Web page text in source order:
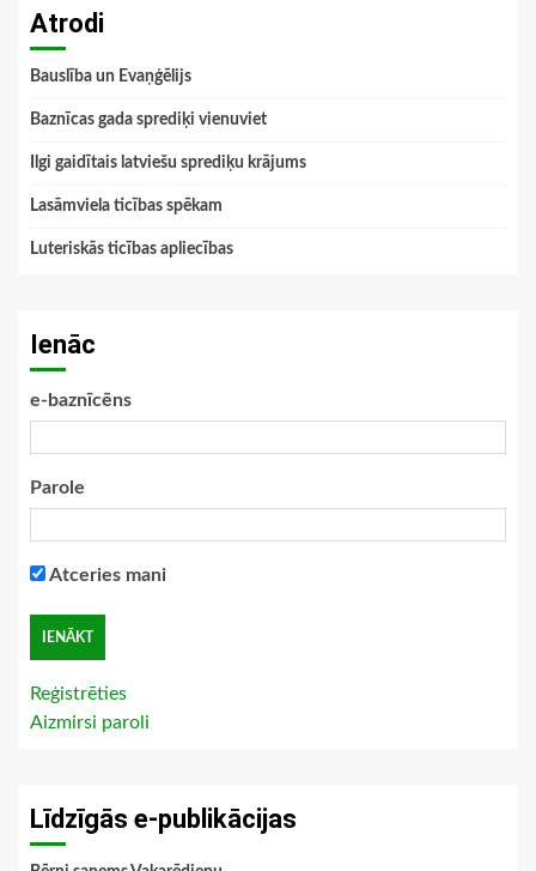
Atrodi
Bauslība un Evaņģēlijs
Baznīcas gada sprediķi vienuviet
Ilgi gaidītais latviešu sprediķu krājums
Lasāmviela ticības spēkam
Luteriskās ticības apliecības
Ienāc
e-baznīcēns
Parole
Atceries mani
Reģistrēties
Aizmirsi paroli
Līdzīgās e-publikācijas